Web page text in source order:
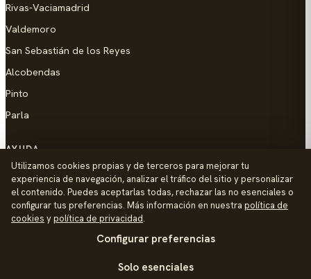
Rivas-Vaciamadrid
Valdemoro
San Sebastián de los Reyes
Alcobendas
Pinto
Parla
AYUDA
Añadir empresa
Contacto
Política de Privacidad
Utilizamos cookies propias y de terceros para mejorar tu
experiencia de navegación, analizar el tráfico del sitio y personalizar
el contenido. Puedes aceptarlas todas, rechazar las no esenciales o
configurar tus preferencias. Más información en nuestra política de
cookies ypolítica de privacidad.
Configurar preferencias
Solo esenciales